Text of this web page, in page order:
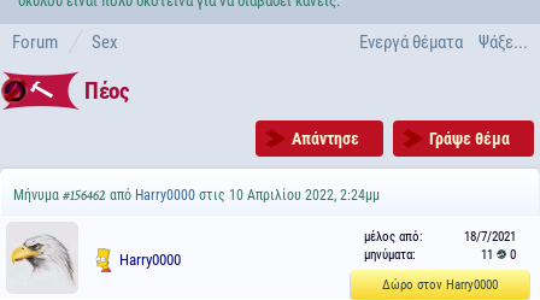
Ενεργά θέματα Ψάξε...
Forum Sex
Πέος
Απάντησε Γράψε θέμα
Μήνυμα #156462 από Harry0000 στις 10 Απριλίου 2022, 2:24μμ
Harry0000
μέλος από:
18/7/2021
μηνύματα:
11
0
Δώρο στον Harry0000